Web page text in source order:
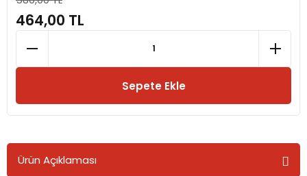
464,00 TL
Sepete Ekle
Ürün Açıklaması